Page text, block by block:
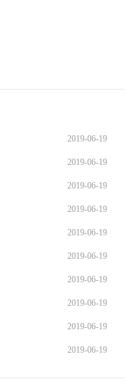
2019-06-19
2019-06-19
2019-06-19
2019-06-19
2019-06-19
2019-06-19
2019-06-19
2019-06-19
2019-06-19
2019-06-19